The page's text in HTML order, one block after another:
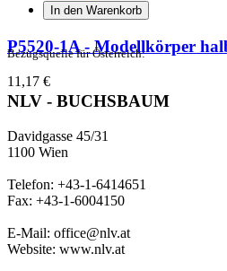
In den Warenkorb
P5520-1A - Modellkörper
11,17 €
Bezugsquelle für Österreich:
NLV - BUCHSBAUM
Davidgasse 45/31
1100 Wien
Telefon: +43-1-6414651
Fax: +43-1-6004150
E-Mail: office@nlv.at
Website: www.nlv.at